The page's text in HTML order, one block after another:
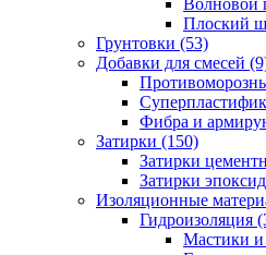
Волновой
Плоский
Грунтовки (53)
Добавки для смесей
Фибра и
Затирки (150)
Затирки
Затирки
Изоляционные
Гидроизоляция
Мастики